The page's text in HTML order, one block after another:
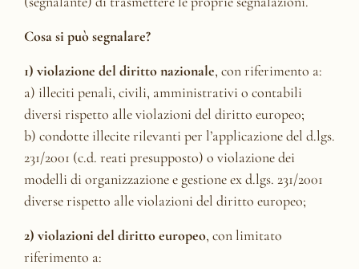
Cosa si può segnalare?
1) violazione del diritto nazionale, con riferimento a:
a) illeciti penali, civili, amministrativi o contabili
diversi rispetto alle violazioni del diritto europeo;
b) condotte illecite rilevanti per l’applicazione del d.lgs.
231/2001 (c.d. reati presupposto) o violazione dei
modelli di organizzazione e gestione ex d.lgs. 231/2001
diverse rispetto alle violazioni del diritto europeo;
2) violazioni del diritto europeo, con limitato
riferimento a: